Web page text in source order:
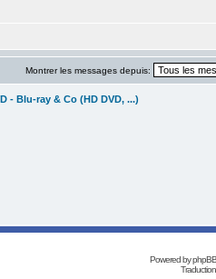
Montrer les messages depuis:
- Blu-ray & Co (HD DVD, ...)
Powered byphpBB